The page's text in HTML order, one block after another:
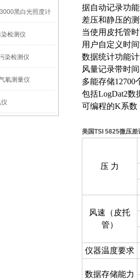
黑白光照度计
检测仪
染检测仪
氡测量仪
据自动记录功
差压和静压的
当使用皮托管
用户自定义时
数据统计功能
风量记录带时
多能存储12700
包括LogDat2数
可编程的K系数
美国TSI 5825微压差
压 力
风速（皮托
管）
仪器温度要求
数据存储能力